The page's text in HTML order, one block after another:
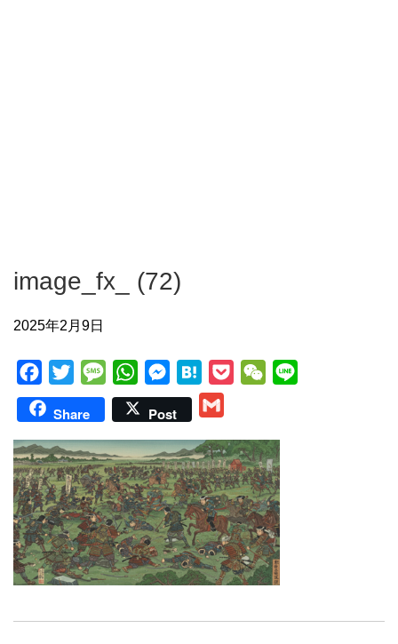
image_fx_ (72)
2025年2月9日
a
c
e
b
o
o
k
w
i
t
t
e
r
M
e
s
s
a
g
e
W
h
a
t
s
A
p
p
e
s
s
e
n
g
e
r
a
t
e
n
a
k
e
t
W
h
a
t
Share Post
a
i
l